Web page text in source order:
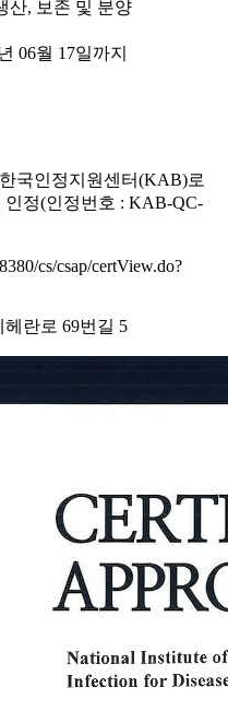
산, 보존 및 분양
06월 17일까지
국인정지원센터(KAB)로
정(인정번호 : KAB-QC-
cs/csap/certView.do?
란로 69번길 5